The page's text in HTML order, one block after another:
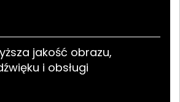
jakość obrazu,
i obsługi